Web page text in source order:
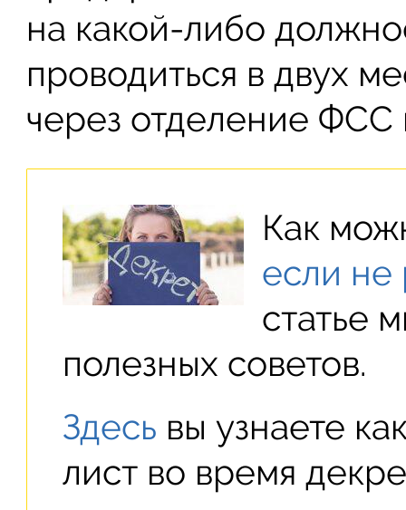
на какой-либо
проводиться в двух
через отделение
Как
если не
статье
полезных советов.
Здесь вы узнаете
лист во время